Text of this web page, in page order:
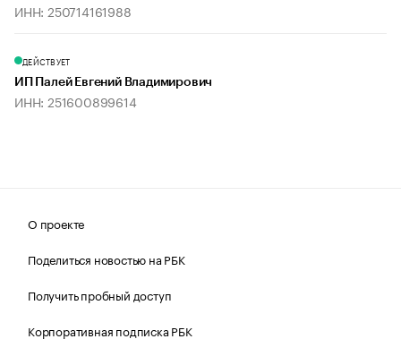
ИНН: 250714161988
ДЕЙСТВУЕТ
ИП Палей Евгений Владимирович
ИНН: 251600899614
О проекте
Поделиться новостью на РБК
Получить пробный доступ
Корпоративная подписка РБК